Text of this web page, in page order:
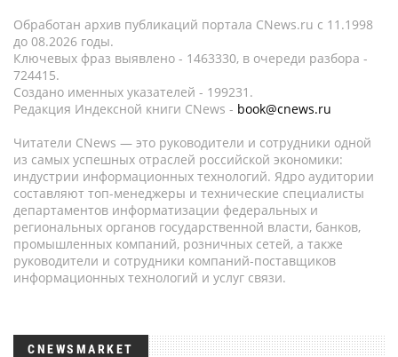
Обработан архив публикаций портала CNews.ru c 11.1998
до 08.2026 годы.
Ключевых фраз выявлено - 1463330, в очереди разбора -
724415.
Создано именных указателей - 199231.
Редакция Индексной книги CNews - book@cnews.ru
Читатели CNews — это руководители и сотрудники одной
из самых успешных отраслей российской экономики:
индустрии информационных технологий. Ядро аудитории
составляют топ-менеджеры и технические специалисты
департаментов информатизации федеральных и
региональных органов государственной власти, банков,
промышленных компаний, розничных сетей, а также
руководители и сотрудники компаний-поставщиков
информационных технологий и услуг связи.
CNEWSMARKET